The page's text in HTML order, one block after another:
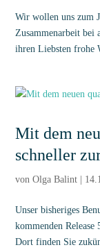
Wir wollen uns zum
Zusammenarbeit bei
ihren Liebsten frohe
Mit dem
schneller
vonOlga Balint
Unser bisheriges
kommenden
Dort finden Sie